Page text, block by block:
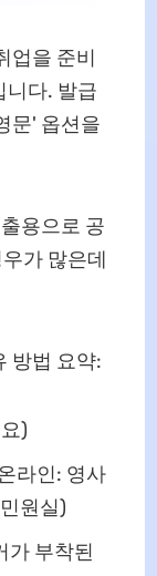
업을 준비
니다. 발급
문' 옵션을
용으로 공
가 많은데
방법 요약:
)
라인: 영사
원실)
가 부착된